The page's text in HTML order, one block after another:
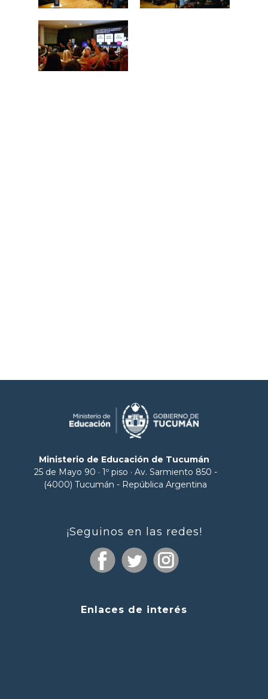
Ministerio de Educación de Tucumán
25 de Mayo 90 · 1º piso · Av. Sarmiento 850 -
(4000) Tucumán - República Argentina
¡Seguinos en las redes!
Enlaces de interés